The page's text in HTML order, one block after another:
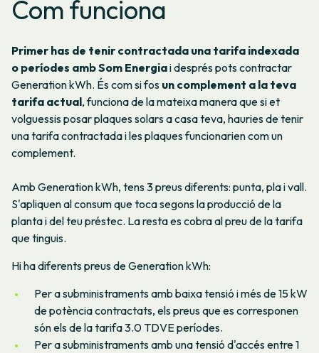
Com funciona
Primer has de tenir contractada una tarifa indexada
o períodes amb Som Energiai després pots contractar
Generation kWh. És com si fos un complement a la teva
tarifa actual, funciona de la mateixa manera que si et
volguessis posar plaques solars a casa teva, hauries de tenir
una tarifa contractada i les plaques funcionarien com un
complement.
Amb Generation kWh, tens 3 preus diferents: punta, pla i vall.
S'apliquen al consum que toca segons la producció de la
planta i del teu préstec. La resta es cobra al preu de la tarifa
que tinguis.
Hi ha diferents preus de Generation kWh:
Per a subministraments amb baixa tensió i més de 15 kW
de potència contractats, els preus que es corresponen
són els de la tarifa 3.0 TDVE períodes.
Per a subministraments amb una tensió d'accés entre 1